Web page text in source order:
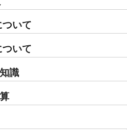
いて
いて
識